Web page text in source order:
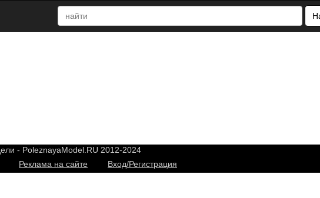
- PoleznayaModel.RU 2012-2024
Реклама на сайте Вход/Регистрация